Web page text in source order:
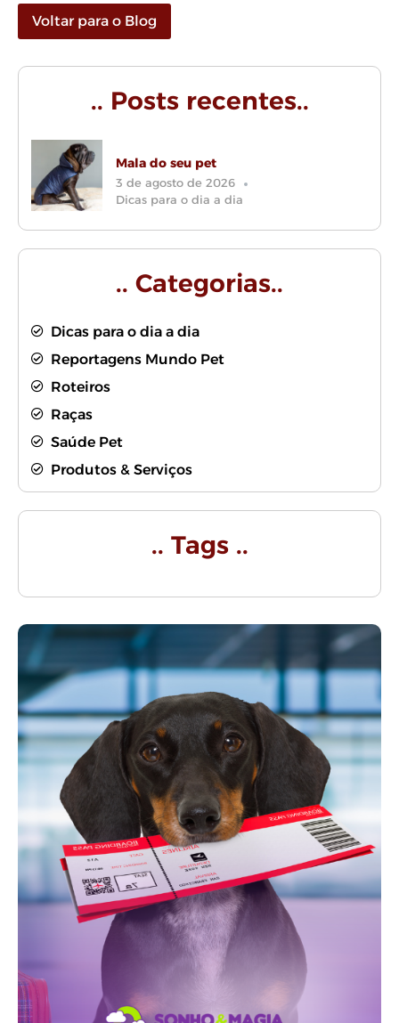
Voltar para o Blog
.. Posts recentes..
Mala do seu pet
3 de agosto de 2026
Dicas para o dia a dia
.. Categorias..
Dicas para o dia a dia
Reportagens Mundo Pet
Roteiros
Raças
Saúde Pet
Produtos & Serviços
.. Tags ..